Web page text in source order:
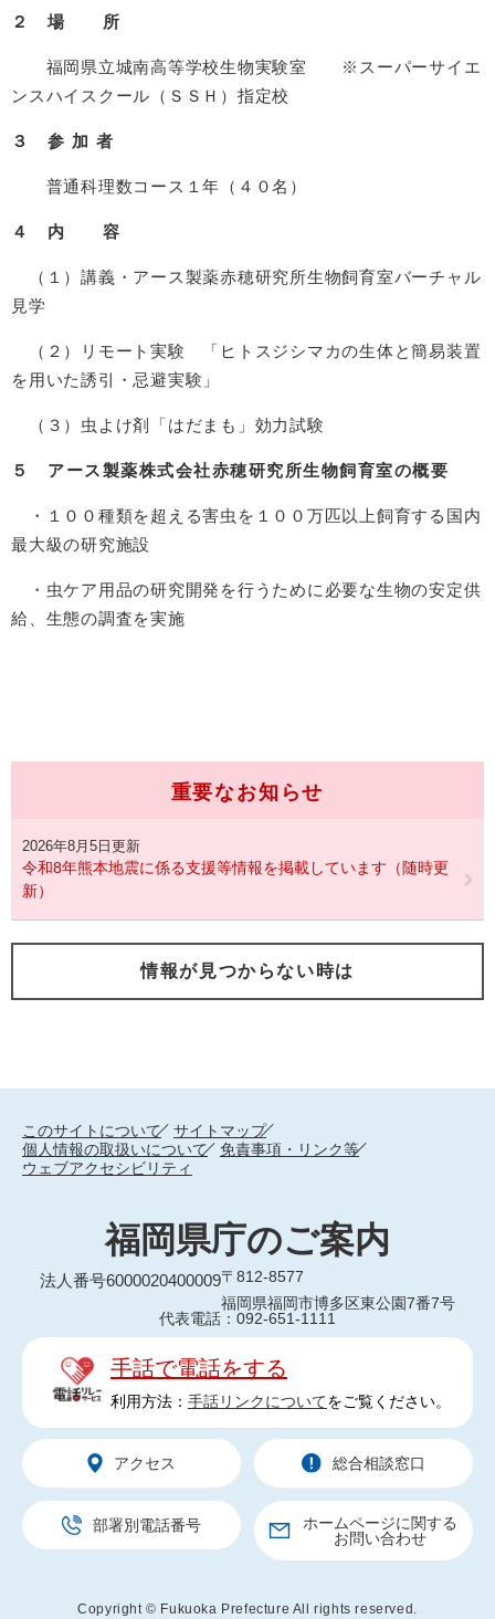
２ 場 所
福岡県立城南高等学校生物実験室 ※スーパーサイエ
ンスハイスクール（ＳＳＨ）指定校
３ 参 加 者
普通科理数コース１年（４０名）
４ 内 容
（１）講義・アース製薬赤穂研究所生物飼育室バーチャル
見学
（２）リモート実験 「ヒトスジシマカの生体と簡易装置
を用いた誘引・忌避実験」
（３）虫よけ剤「はだまも」効力試験
５ アース製薬株式会社赤穂研究所生物飼育室の概要
・１００種類を超える害虫を１００万匹以上飼育する国内
最大級の研究施設
・虫ケア用品の研究開発を行うために必要な生物の安定供
給、生態の調査を実施
重要なお知らせ
2026年8月5日更新
令和8年熊本地震に係る支援等情報を掲載しています（随時更
新）
情報が見つからない時は
このサイトについて
サイトマップ
個人情報の取扱いについて
免責事項・リンク等
ウェブアクセシビリティ
福岡県庁のご案内
法人番号6000020400009〒812-8577
福岡県福岡市博多区東公園7番7号
代表電話：092-651-1111
手話で電話をする
利用方法： 手話リンクについてをご覧ください。
アクセス 総合相談窓口
部署別電話番号
ホームページに関する
お問い合わせ
Copyright © Fukuoka Prefecture All rights reserved.